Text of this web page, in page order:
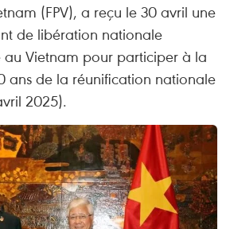
(FPV), a reçu le 30 avril une
de libération nationale
au Vietnam pour participer à la
ans de la réunification nationale
2025).